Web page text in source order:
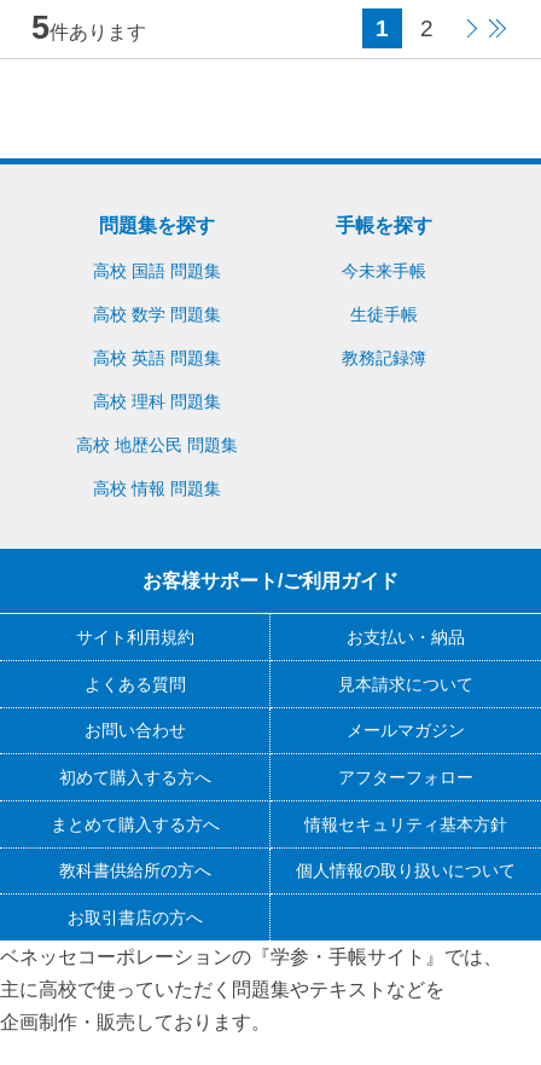
5件あります 1 2
問題集を探す
高校 国語 問題集
高校 数学 問題集
高校 英語 問題集
高校 理科 問題集
高校 地歴公民 問題集
高校 情報 問題集
手帳を探す
今未来手帳
生徒手帳
教務記録簿
お客様サポート/ご利用ガイド
サイト利用規約 お支払い・納品
よくある質問 見本請求について
お問い合わせ メールマガジン
初めて購入する方へ アフターフォロー
まとめて購入する方へ 情報セキュリティ基本方針
教科書供給所の方へ 個人情報の取り扱いについて
お取引書店の方へ
ベネッセコーポレーションの『学参・手帳サイト』 では、
主に高校で使っていただく問題集やテキストなどを
企画制作・販売しております。